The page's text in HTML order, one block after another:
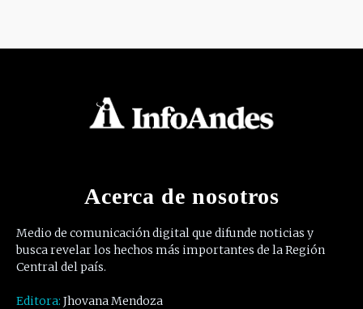
Acerca de nosotros
Medio de comunicación digital que difunde noticias y
busca revelar los hechos más importantes de la Región
Central del país.
Editora: Jhovana Mendoza